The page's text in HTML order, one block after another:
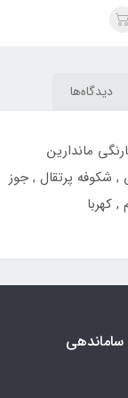
دیدگاه‌ها
ماندارین
شکوفه پرتقال , جوز
, کهربا
ساماندهی